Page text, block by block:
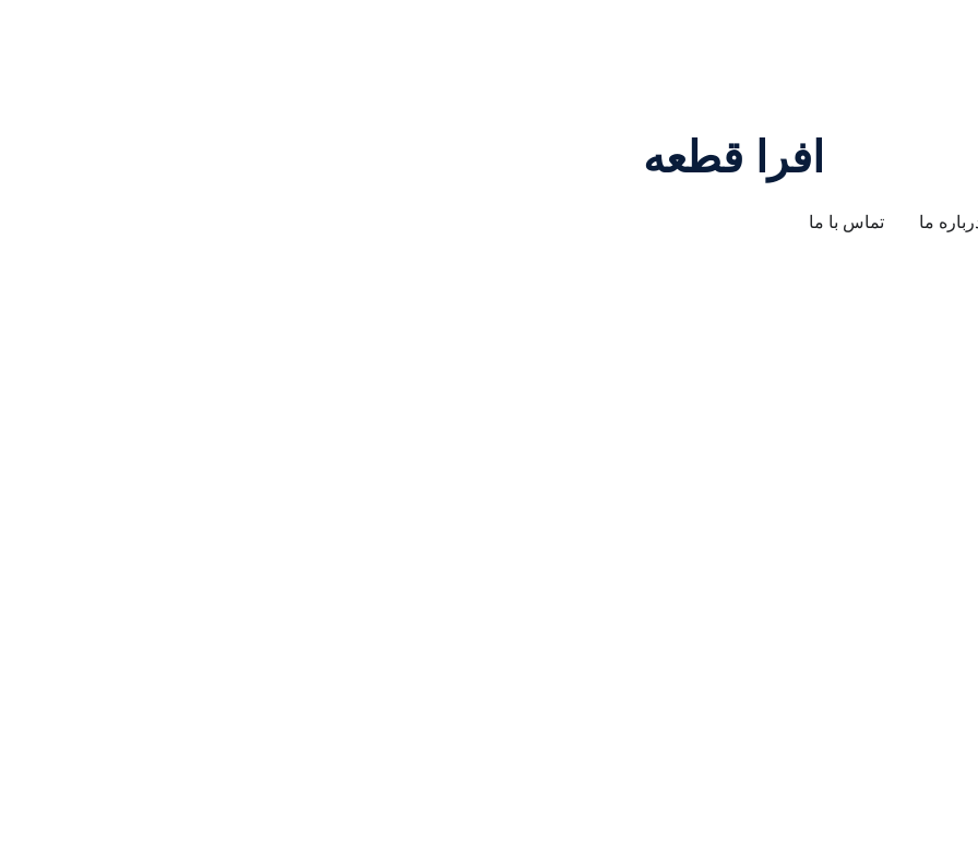
افرا قطعه
ما تماس با ما